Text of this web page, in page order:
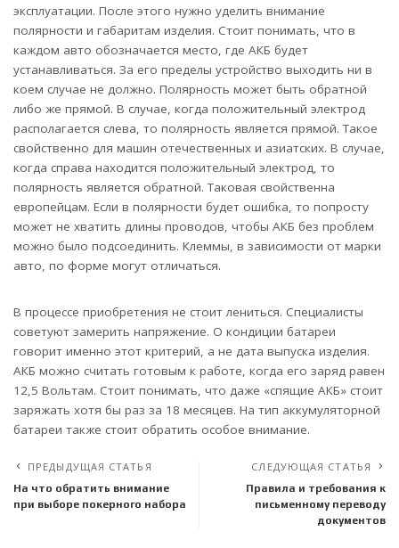
эксплуатации. После этого нужно уделить внимание
полярности и габаритам изделия. Стоит понимать, что в
каждом авто обозначается место, где АКБ будет
устанавливаться. За его пределы устройство выходить ни в
коем случае не должно. Полярность может быть обратной
либо же прямой. В случае, когда положительный электрод
располагается слева, то полярность является прямой. Такое
свойственно для машин отечественных и азиатских. В случае,
когда справа находится положительный электрод, то
полярность является обратной. Таковая свойственна
европейцам. Если в полярности будет ошибка, то попросту
может не хватить длины проводов, чтобы АКБ без проблем
можно было подсоединить. Клеммы, в зависимости от марки
авто, по форме могут отличаться.
В процессе приобретения не стоит лениться. Специалисты
советуют замерить напряжение. О кондиции батареи
говорит именно этот критерий, а не дата выпуска изделия.
АКБ можно считать готовым к работе, когда его заряд равен
12,5 Вольтам. Стоит понимать, что даже «спящие АКБ» стоит
заряжать хотя бы раз за 18 месяцев. На тип аккумуляторной
батареи также стоит обратить особое внимание.
ПРЕДЫДУЩАЯ СТАТЬЯ
На что обратить внимание
при выборе покерного набора
СЛЕДУЮЩАЯ СТАТЬЯ
Правила и требования к
письменному переводу
документов